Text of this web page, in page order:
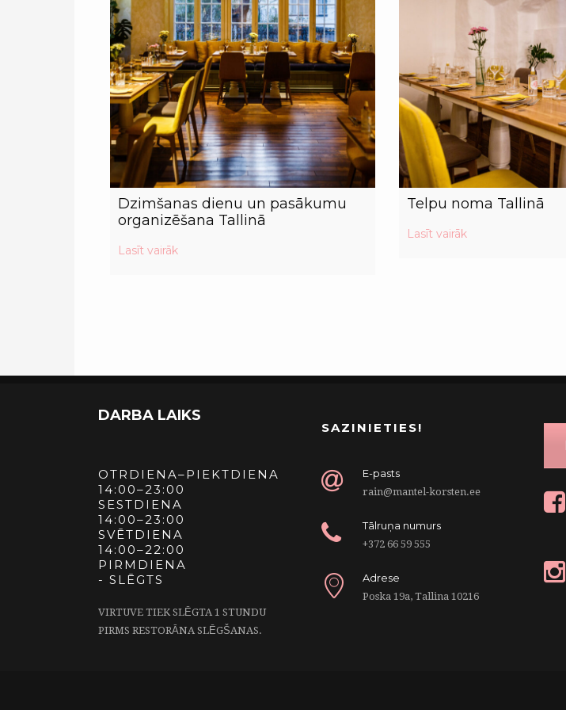
Dzimšanas dienu un pasākumu
organizēšana Tallinā
Lasīt vairāk
Telpu noma Tallinā
Lasīt vairāk
DARBA LAIKS
OTRDIENA–PIEKTDIENA
14:00–23:00
SESTDIENA
14:00–23:00
SVĒTDIENA
14:00–22:00
PIRMDIENA
- SLĒGTS
VIRTUVE TIEK SLĒGTA 1 STUNDU
PIRMS RESTORĀNA SLĒGŠANAS.
SAZINIETIES!
E-pasts
rain@mantel-korsten.ee
Tālruņa numurs
+372 66 59 555
Adrese
Poska 19a, Tallina 10216